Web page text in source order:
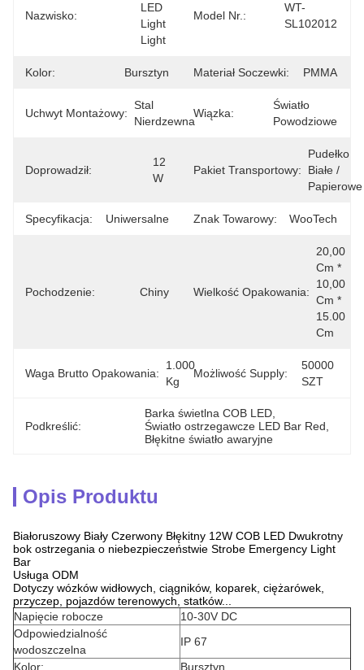
Nazwisko:
LED
Light
Light
Model Nr.:
WT-
SL102012
Kolor: Bursztyn Materiał Soczewki: PMMA
Uchwyt Montażowy:
Stal
Nierdzewna
Wiązka:
Światło
Powodziowe
Doprowadził:
12
W
Pakiet Transportowy:
Pudełko
Białe /
Papierowe
Specyfikacja: Uniwersalne Znak Towarowy: WooTech
Pochodzenie: Chiny Wielkość Opakowania:
20,00
Cm *
10,00
Cm *
15.00
Cm
Waga Brutto Opakowania:
1.000
Kg
Możliwość Supply:
50000
SZT
Podkreślić:
Barka świetlna COB LED
Światło ostrzegawcze LED Bar Red
Błękitne światło awaryjne
Opis Produktu
Białoruszowy Biały Czerwony Błękitny 12W COB LED Dwukrotny
bok ostrzegania o niebezpieczeństwie Strobe Emergency Light
Bar
Usługa ODM
Dotyczy wózków widłowych, ciągników, koparek, ciężarówek,
przyczep, pojazdów terenowych, statków...
Napięcie robocze
10-30V DC
Odpowiedzialność
wodoszczelna
IP 67
Kolor:
Bursztyn